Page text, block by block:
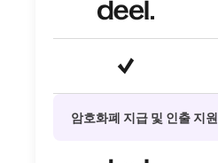
암호화폐 지급 및 인출 지원